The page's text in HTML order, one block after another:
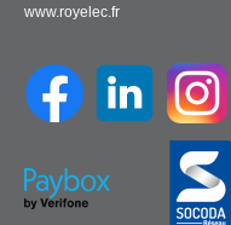
www.royelec.fr